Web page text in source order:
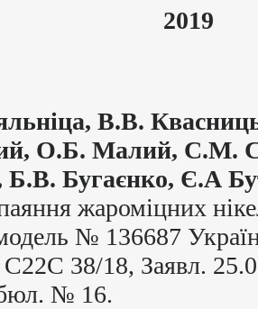
2019
В.В.
О.Б. Малий, С.М.
Б.В. Бугаєнко, Є.А
жароміцних
№ 136687
38/18, Заявл.
№ 16.